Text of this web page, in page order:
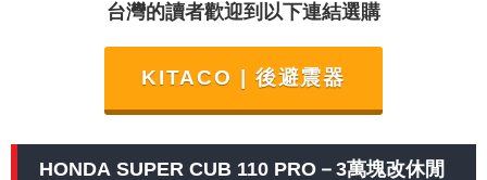
台灣的讀者歡迎到以下連結選購
KITACO | 後避震器
HONDA SUPER CUB 110 PRO－3萬塊改休閒